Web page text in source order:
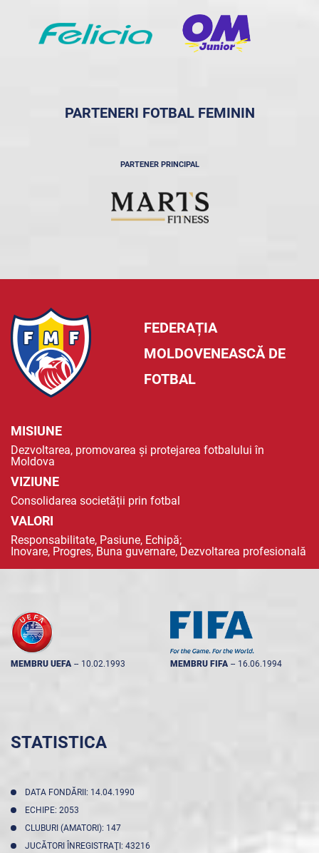
PARTENERI FOTBAL FEMININ
PARTENER PRINCIPAL
FEDERAȚIA
MOLDOVENEASCĂ DE
FOTBAL
MISIUNE
Dezvoltarea, promovarea și protejarea fotbalului în
Moldova
VIZIUNE
Consolidarea societății prin fotbal
VALORI
Responsabilitate, Pasiune, Echipă;
Inovare, Progres, Buna guvernare, Dezvoltarea profesională
MEMBRU UEFA -- 10.02.1993 MEMBRU FIFA -- 16.06.1994
STATISTICA
DATA FONDĂRII: 14.04.1990
ECHIPE: 2053
CLUBURI (AMATORI): 147
JUCĂTORI ÎNREGISTRAŢI: 43216